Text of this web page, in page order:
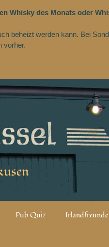
Whisky des Monats oder
beheizt werden kann. Bei
vorher.
Pub Quiz